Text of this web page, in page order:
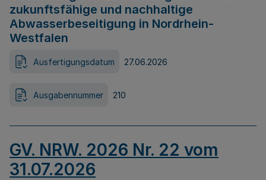
zukunftsfähige und nachhaltige
Abwasserbeseitigung in Nordrhein-
Westfalen
Ausfertigungsdatum 27.06.2026
Ausgabennummer 210
GV. NRW. 2026 Nr. 22 vom
31.07.2026